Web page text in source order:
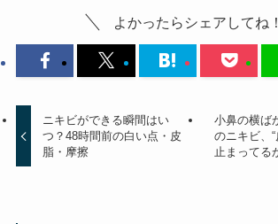
よかったらシェアしてね！
ニキビができる瞬間はい
つ？48時間前の白い点・皮
脂・摩擦
小鼻の横ば
のニキビ、
止まってる